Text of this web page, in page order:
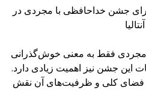
جشن خداحافظی با مجردی در
آنتالیا
فقط به معنی خوش‌گذرانی
این جشن نیز اهمیت زیادی دارد.
فضای کلی و ظرفیت‌های آن نقش